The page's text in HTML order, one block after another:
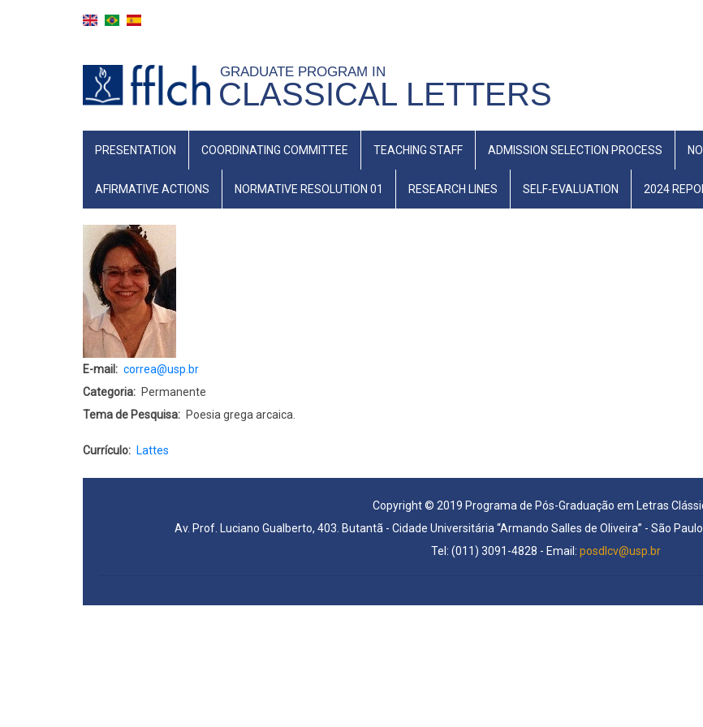
GRADUATE PROGRAM IN
CLASSICAL LETTERS
NAVEGAÇÃO
(INGLÊS)
PRESENTATION COORDINATING COMMITTEE TEACHING STAFF ADMISSION SELECTION PROCESS
AFIRMATIVE ACTIONS NORMATIVE RESOLUTION 01 RESEARCH LINES SELF-EVALUATION 2024
E-mail
correa@usp.br
Categoria
Permanente
Tema de Pesquisa
Poesia grega arcaica.
Currículo Lattes
Copyright © 2019 Programa de Pós-Graduação em Letras
Av. Prof. Luciano Gualberto, 403. Butantã - Cidade Universitária “Armando Salles de Oliveira” - São
Tel: (011) 3091-4828 - Email: posdlcv@usp.br